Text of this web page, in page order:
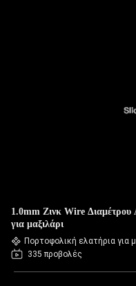
1.0mm Ζινκ Wire
για μαξιλάρι
Πορτοφολική ελατήρια για
335 προβολές